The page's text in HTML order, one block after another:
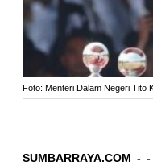
Foto: Menteri Dalam Negeri Tito
SUMBARRAYA.COM -